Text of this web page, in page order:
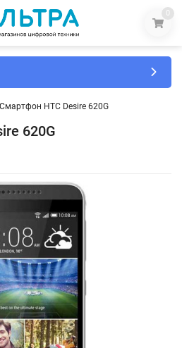
0
Смартфон HTC Desire 620G
620G